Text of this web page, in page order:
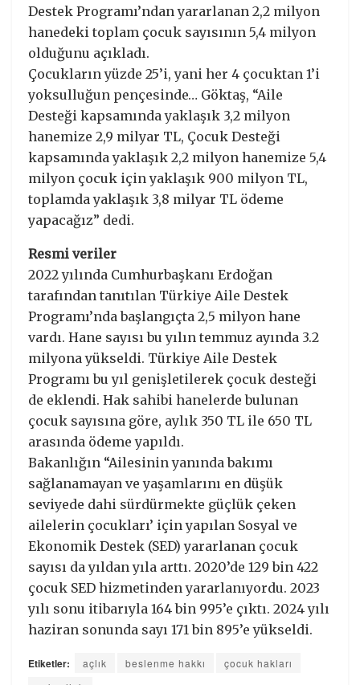
Destek Programı’ndan yararlanan 2,2 milyon
hanedeki toplam çocuk sayısının 5,4 milyon
olduğunu açıkladı.
Çocukların yüzde 25’i, yani her 4 çocuktan 1’i
yoksulluğun pençesinde… Göktaş, “Aile
Desteği kapsamında yaklaşık 3,2 milyon
hanemize 2,9 milyar TL, Çocuk Desteği
kapsamında yaklaşık 2,2 milyon hanemize 5,4
milyon çocuk için yaklaşık 900 milyon TL,
toplamda yaklaşık 3,8 milyar TL ödeme
yapacağız” dedi.
Resmi veriler
2022 yılında Cumhurbaşkanı Erdoğan
tarafından tanıtılan Türkiye Aile Destek
Programı’nda başlangıçta 2,5 milyon hane
vardı. Hane sayısı bu yılın temmuz ayında 3.2
milyona yükseldi. Türkiye Aile Destek
Programı bu yıl genişletilerek çocuk desteği
de eklendi. Hak sahibi hanelerde bulunan
çocuk sayısına göre, aylık 350 TL ile 650 TL
arasında ödeme yapıldı.
Bakanlığın “Ailesinin yanında bakımı
sağlanamayan ve yaşamlarını en düşük
seviyede dahi sürdürmekte güçlük çeken
ailelerin çocukları’ için yapılan Sosyal ve
Ekonomik Destek (SED) yararlanan çocuk
sayısı da yıldan yıla arttı. 2020’de 129 bin 422
çocuk SED hizmetinden yararlanıyordu. 2023
yılı sonu itibarıyla 164 bin 995’e çıktı. 2024 yılı
haziran sonunda sayı 171 bin 895’e yükseldi.
Etiketler: açlık beslenme hakkı
çocuk hakları